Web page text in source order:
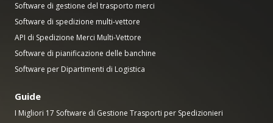
Software di gestione del trasporto merci
Software di spedizione multi-vettore
API di Spedizione Merci Multi-Vettore
Software di pianificazione delle banchine
Software per Dipartimenti di Logistica
Guide
I Migliori 17 Software di Gestione Trasporti per Spedizionieri